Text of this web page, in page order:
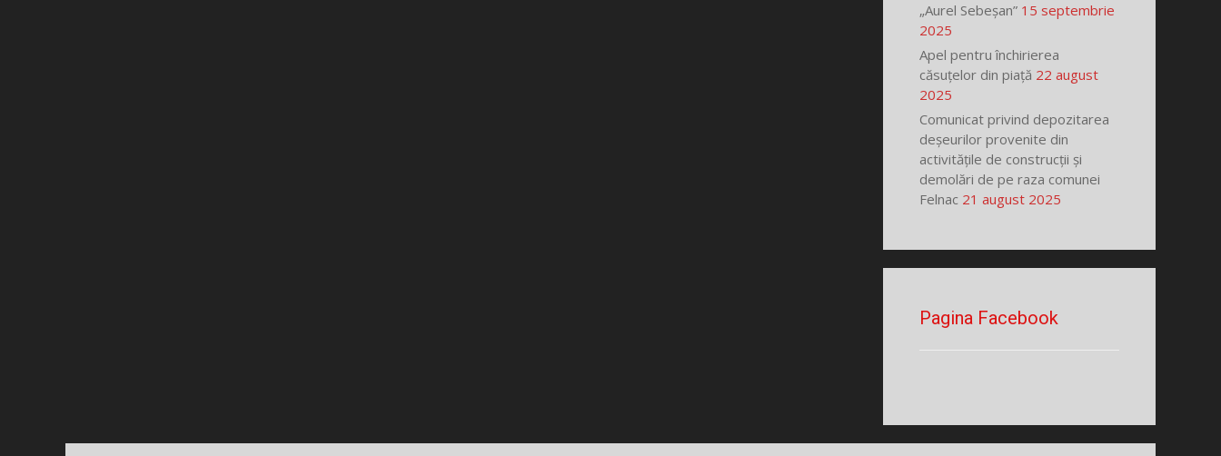
„Aurel Sebeșan” 15 septembrie
2025
Apel pentru închirierea
căsuțelor din piață 22 august
2025
Comunicat privind depozitarea
deșeurilor provenite din
activitățile de construcții și
demolări de pe raza comunei
Felnac 21 august 2025
Pagina Facebook